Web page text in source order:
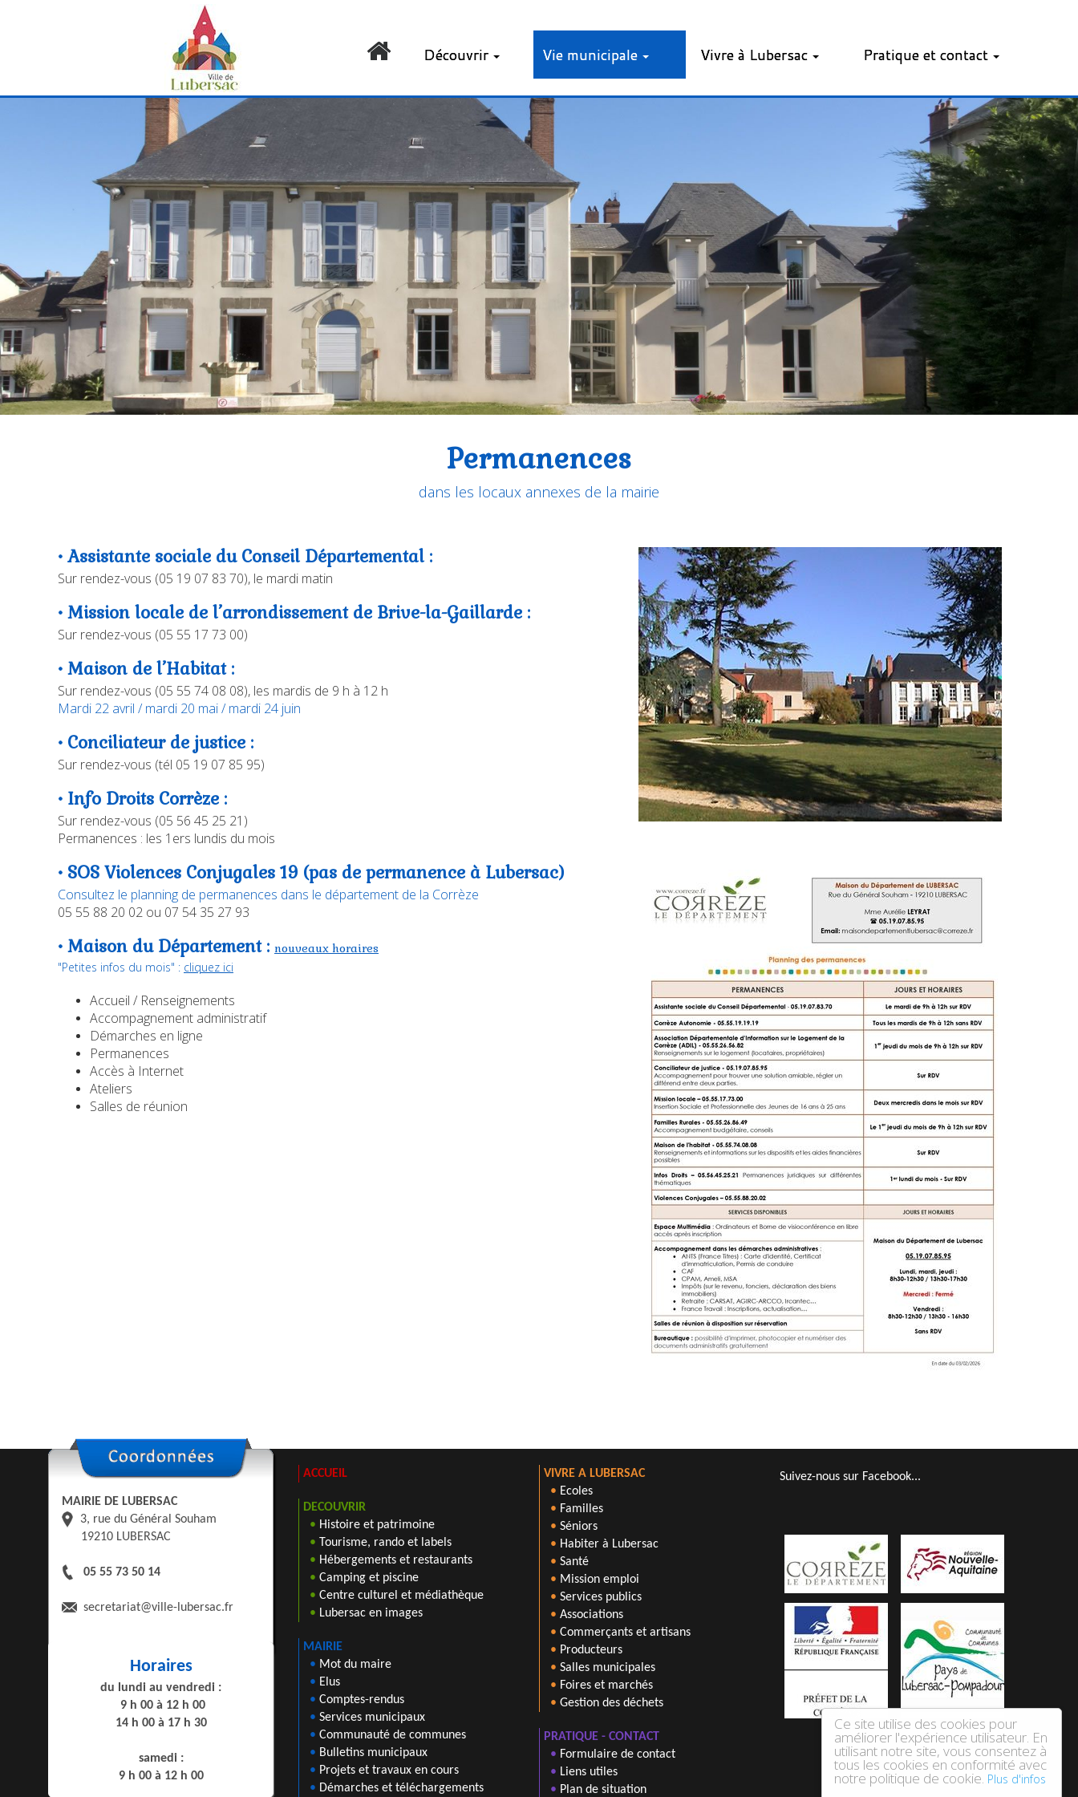
Ce site utilise des cookies pour
améliorer l'expérience utilisateur. En
utilisant notre site, vous consentez à
tous les cookies en conformité avec
notre politique de cookie. Plus d'infos
Découvrir Vie municipale Vivre à Lubersac Pratique et contact
Permanences
dans les locaux annexes de la mairie
• Assistante sociale du Conseil Départemental :
Sur rendez-vous (05 19 07 83 70), le mardi matin
• Mission locale de l’arrondissement de Brive-la-Gaillarde :
Sur rendez-vous (05 55 17 73 00)
• Maison de l’Habitat :
Sur rendez-vous (05 55 74 08 08), les mardis de 9 h à 12 h
Mardi 22 avril / mardi 20 mai / mardi 24 juin
• Conciliateur de justice :
Sur rendez-vous (tél 05 19 07 85 95)
• Info Droits Corrèze :
Sur rendez-vous (05 56 45 25 21)
Permanences : les 1ers lundis du mois
• SOS Violences Conjugales 19 (pas de permanence à Lubersac)
Consultez le planning de permanences dans le département de la Corrèze
05 55 88 20 02 ou 07 54 35 27 93
• Maison du Département : nouveaux horaires
"Petites infos du mois" : cliquez ici
Accueil / Renseignements
Accompagnement administratif
Démarches en ligne
Permanences
Accès à Internet
Ateliers
Salles de réunion
MAIRIE DE LUBERSAC
3, rue du Général Souham
19210 LUBERSAC
05 55 73 50 14
secretariat@ville-lubersac.fr
Horaires
du lundi au vendredi :
9 h 00 à 12 h 00
14 h 00 à 17 h 30
samedi :
9 h 00 à 12 h 00
ACCUEIL
DECOUVRIR
• Histoire et patrimoine
• Tourisme, rando et labels
• Hébergements et restaurants
• Camping et piscine
• Centre culturel et médiathèque
• Lubersac en images
MAIRIE
• Mot du maire
• Elus
• Comptes-rendus
• Services municipaux
• Communauté de communes
• Bulletins municipaux
• Projets et travaux en cours
• Démarches et téléchargements
VIVRE A LUBERSAC
• Ecoles
• Familles
• Séniors
• Habiter à Lubersac
• Santé
• Mission emploi
• Services publics
• Associations
• Commerçants et artisans
• Producteurs
• Salles municipales
• Foires et marchés
• Gestion des déchets
PRATIQUE - CONTACT
• Formulaire de contact
• Liens utiles
• Plan de situation
Suivez-nous sur Facebook...